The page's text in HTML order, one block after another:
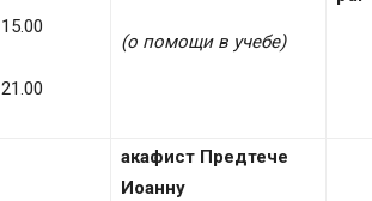
15.00
21.00
(о помощи в учебе)
акафист Предтече
Иоанну